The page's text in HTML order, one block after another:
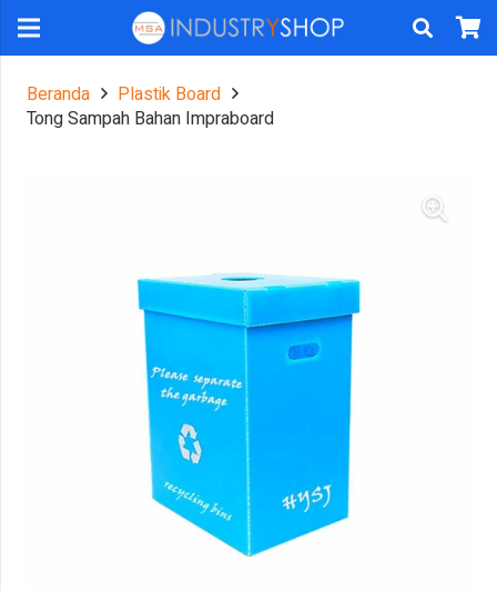
Beranda
Plastik Board
Tong Sampah Bahan Impraboard